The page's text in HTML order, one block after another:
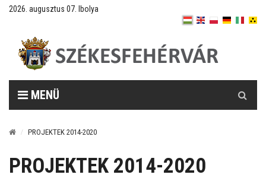
2026. augusztus 07. Ibolya
MENÜ
PROJEKTEK 2014-2020
PROJEKTEK 2014-2020